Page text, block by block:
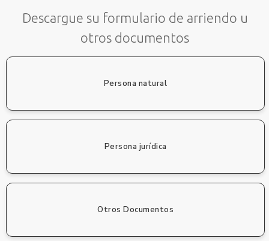
Descargue su formulario de arriendo u
otros documentos
Persona natural
Persona jurídica
Otros Documentos